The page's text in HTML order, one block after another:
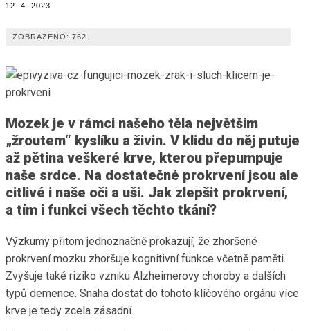
12. 4. 2023
ZOBRAZENO: 762
Mozek je v rámci našeho těla největším
„žroutem“ kyslíku a živin. V klidu do něj putuje
až pětina veškeré krve, kterou přepumpuje
naše srdce. Na dostatečné prokrvení jsou ale
citlivé i naše oči a uši. Jak zlepšit prokrvení,
a tím i funkci všech těchto tkání?
Výzkumy přitom jednoznačně prokazují, že zhoršené
prokrvení mozku zhoršuje kognitivní funkce včetně paměti.
Zvyšuje také riziko vzniku Alzheimerovy choroby a dalších
typů demence. Snaha dostat do tohoto klíčového orgánu více
krve je tedy zcela zásadní.